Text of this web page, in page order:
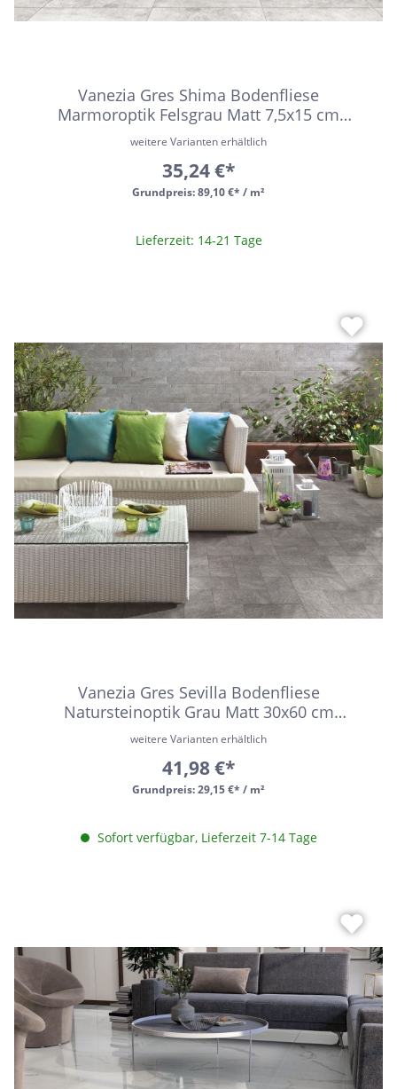
Vanezia Gres Shima Bodenfliese
Marmoroptik Felsgrau Matt 7,5x15 cm
rektifiziert R10
Grundpreis:89,10 €* / m²
weitere Varianten erhältlich
35,24 €*
Lieferzeit: 14-21 Tage
Vanezia Gres Sevilla Bodenfliese
Natursteinoptik Grau Matt 30x60 cm
rektifiziert R10B
Grundpreis:29,15 €* / m²
weitere Varianten erhältlich
41,98 €*
Sofort verfügbar, Lieferzeit 7-14 Tage